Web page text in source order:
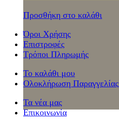
Προσθήκη στο καλάθι
Όροι Χρήσης
Επιστροφές
Τρόποι Πληρωμής
Το καλάθι μου
Ολοκλήρωση Παραγγελίας
Τα νέα μας
Επικοινωνία